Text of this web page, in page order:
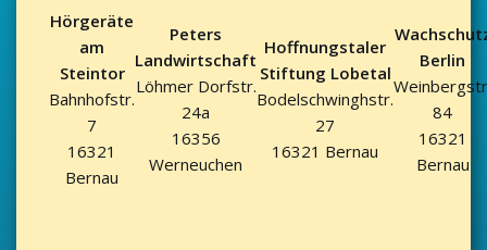
Hörgeräte
am
Steintor
Bahnhofstr.
7
16321
Bernau
Peters
Landwirtschaft
Löhmer Dorfstr.
24a
16356
Werneuchen
Hoffnungstaler
Stiftung Lobetal
Bodelschwinghstr.
27
16321 Bernau
Berlin
84
16321
Bernau